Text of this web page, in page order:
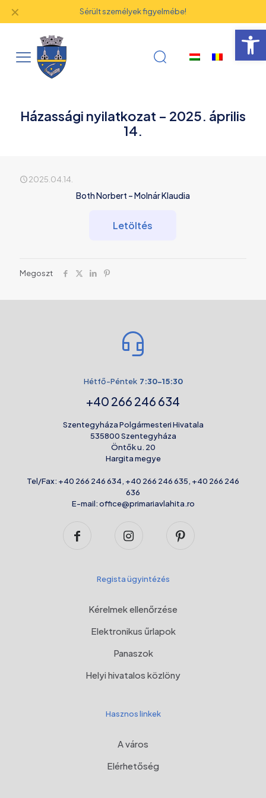
Sérült személyek figyelmébe!
✕
Házassági nyilatkozat – 2025. április
14.
2025.04.14.
Both Norbert – Molnár Klaudia
Letöltés
Megoszt
Hétfő-Péntek 7:30-15:30
+40 266 246 634
Szentegyháza Polgármesteri Hivatala
535800 Szentegyháza
Öntők u. 20
Hargita megye
Tel/Fax: +40 266 246 634, +40 266 246 635, +40 266 246
636
E-mail:office@primariavlahita.ro
Regista ügyintézés
Kérelmek ellenőrzése
Elektronikus űrlapok
Panaszok
Helyi hivatalos közlöny
Hasznos linkek
A város
Elérhetőség